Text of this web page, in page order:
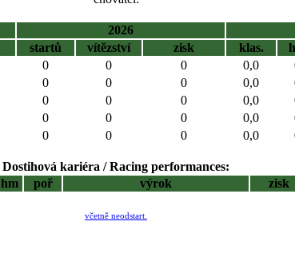
2026
startů vítězství zisk klas.
0 0 0 0,0
0 0 0 0,0
0 0 0 0,0
0 0 0 0,0
0 0 0 0,0
Dostihová kariéra / Racing performances:
hm poř výrok zisk
včetně neodstart.